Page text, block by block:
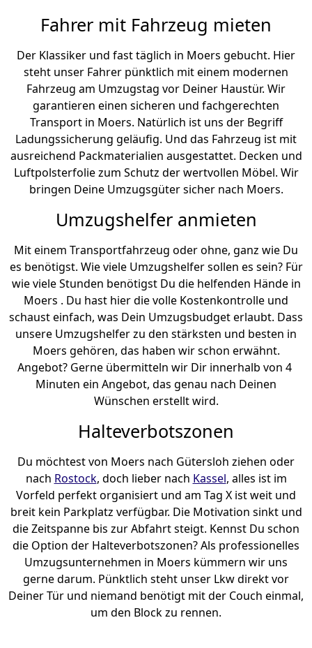
Fahrer mit Fahrzeug mieten
Der Klassiker und fast täglich in Moers gebucht. Hier
steht unser Fahrer pünktlich mit einem modernen
Fahrzeug am Umzugstag vor Deiner Haustür. Wir
garantieren einen sicheren und fachgerechten
Transport in Moers. Natürlich ist uns der Begriff
Ladungssicherung geläufig. Und das Fahrzeug ist mit
ausreichend Packmaterialien ausgestattet. Decken und
Luftpolsterfolie zum Schutz der wertvollen Möbel. Wir
bringen Deine Umzugsgüter sicher nach Moers.
Umzugshelfer anmieten
Mit einem Transportfahrzeug oder ohne, ganz wie Du
es benötigst. Wie viele Umzugshelfer sollen es sein? Für
wie viele Stunden benötigst Du die helfenden Hände in
Moers . Du hast hier die volle Kostenkontrolle und
schaust einfach, was Dein Umzugsbudget erlaubt. Dass
unsere Umzugshelfer zu den stärksten und besten in
Moers gehören, das haben wir schon erwähnt.
Angebot? Gerne übermitteln wir Dir innerhalb von 4
Minuten ein Angebot, das genau nach Deinen
Wünschen erstellt wird.
Halteverbotszonen
Du möchtest von Moers nach Gütersloh ziehen oder
nach Rostock, doch lieber nach Kassel, alles ist im
Vorfeld perfekt organisiert und am Tag X ist weit und
breit kein Parkplatz verfügbar. Die Motivation sinkt und
die Zeitspanne bis zur Abfahrt steigt. Kennst Du schon
die Option der Halteverbotszonen? Als professionelles
Umzugsunternehmen in Moers kümmern wir uns
gerne darum. Pünktlich steht unser Lkw direkt vor
Deiner Tür und niemand benötigt mit der Couch einmal,
um den Block zu rennen.